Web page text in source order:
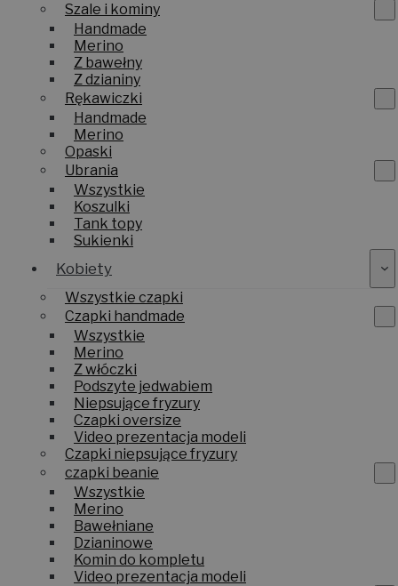
Szale i kominy
Handmade
Merino
Z bawełny
Z dzianiny
Rękawiczki
Handmade
Merino
Opaski
Ubrania
Wszystkie
Koszulki
Tank topy
Sukienki
Kobiety
Wszystkie czapki
Czapki handmade
Wszystkie
Merino
Z włóczki
Podszyte jedwabiem
Niepsujące fryzury
Czapki oversize
Video prezentacja modeli
Czapki niepsujące fryzury
czapki beanie
Wszystkie
Merino
Bawełniane
Dzianinowe
Komin do kompletu
Video prezentacja modeli